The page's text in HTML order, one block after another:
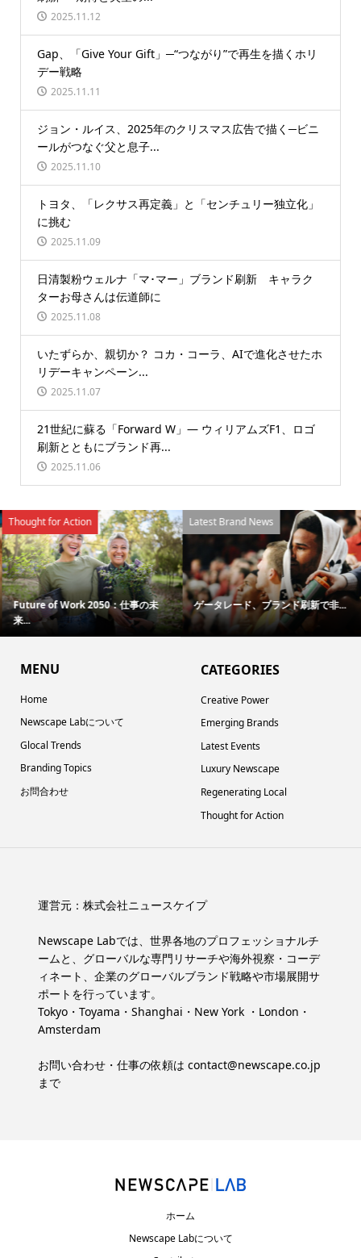
2025.11.12
Gap、「Give Your Gift」─“つながり”で再生を描くホリ
デー戦略
2025.11.11
ジョン・ルイス、2025年のクリスマス広告で描く─ビニ
ールがつなぐ父と息子...
2025.11.10
トヨタ、「レクサス再定義」と「センチュリー独立化」
に挑む
2025.11.09
日清製粉ウェルナ「マ･マー」ブランド刷新 キャラク
ターお母さんは伝道師に
2025.11.08
いたずらか、親切か？ コカ・コーラ、AIで進化させたホ
リデーキャンペーン...
2025.11.07
21世紀に蘇る「Forward W」― ウィリアムズF1、ロゴ
刷新とともにブランド再...
2025.11.06
Thought for Action
Future of Work 2050：仕事の未
来...
Latest Brand News
ゲータレード、ブランド刷新で非...
MENU
Home
Newscape Labについて
Glocal Trends
Branding Topics
お問合わせ
CATEGORIES
Creative Power
Emerging Brands
Latest Events
Luxury Newscape
Regenerating Local
Thought for Action
運営元： 株式会社ニュースケイプ
Newscape Labでは、世界各地のプロフェッショナルチ
ームと、グローバルな専門リサーチや海外視察・コーデ
ィネート、企業のグローバルブランド戦略や市場展開サ
ポートを行っています。
Tokyo・Toyama・Shanghai・New York ・London・
Amsterdam
お問い合わせ・仕事の依頼は contact@newscape.co.jp
まで
ホーム
Newscape Labについて